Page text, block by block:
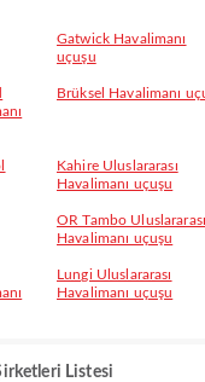
Gatwick Havalimanı
uçuşu
Brüksel Havalimanı
Kahire Uluslararası
Havalimanı uçuşu
OR Tambo Uluslararası
Havalimanı uçuşu
Lungi Uluslararası
Havalimanı uçuşu
Listesi